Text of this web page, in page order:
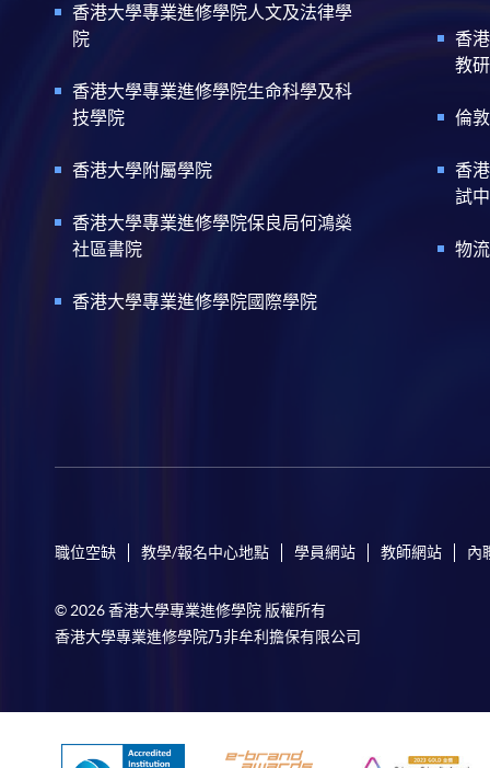
香港大學專業進修學院人文及法律學
院
香港大學專業進修學院生命科學及科
技學院
香港大學附屬學院
香港大學專業進修學院保良局何鴻燊
社區書院
香港大學專業進修學院國際學院
香
教
倫
香
試
物
職位空缺 教學/報名中心地點 學員網站 教師網站 內
© 2026 香港大學專業進修學院 版權所有
香港大學專業進修學院乃非牟利擔保有限公司